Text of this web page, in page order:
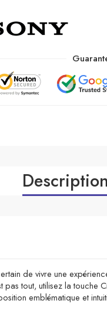
Description
de vivre une
tout, utilisez la
emblématique et